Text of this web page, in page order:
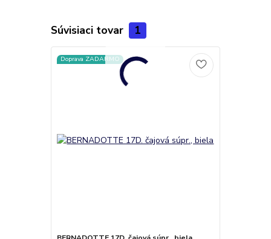
Súvisiaci tovar 1
Doprava ZADARMO